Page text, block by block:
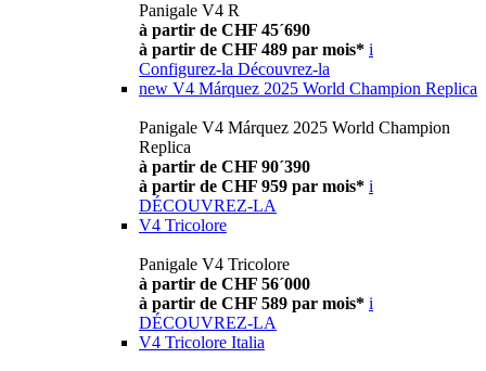
Panigale V4 R
à partir de CHF 45´690
à partir de CHF 489 par mois* i
Configurez-la Découvrez-la
new V4 Márquez 2025 World Champion Replica
Panigale V4 Márquez 2025 World Champion
Replica
à partir de CHF 90´390
à partir de CHF 959 par mois* i
DÉCOUVREZ-LA
V4 Tricolore
Panigale V4 Tricolore
à partir de CHF 56´000
à partir de CHF 589 par mois* i
DÉCOUVREZ-LA
V4 Tricolore Italia